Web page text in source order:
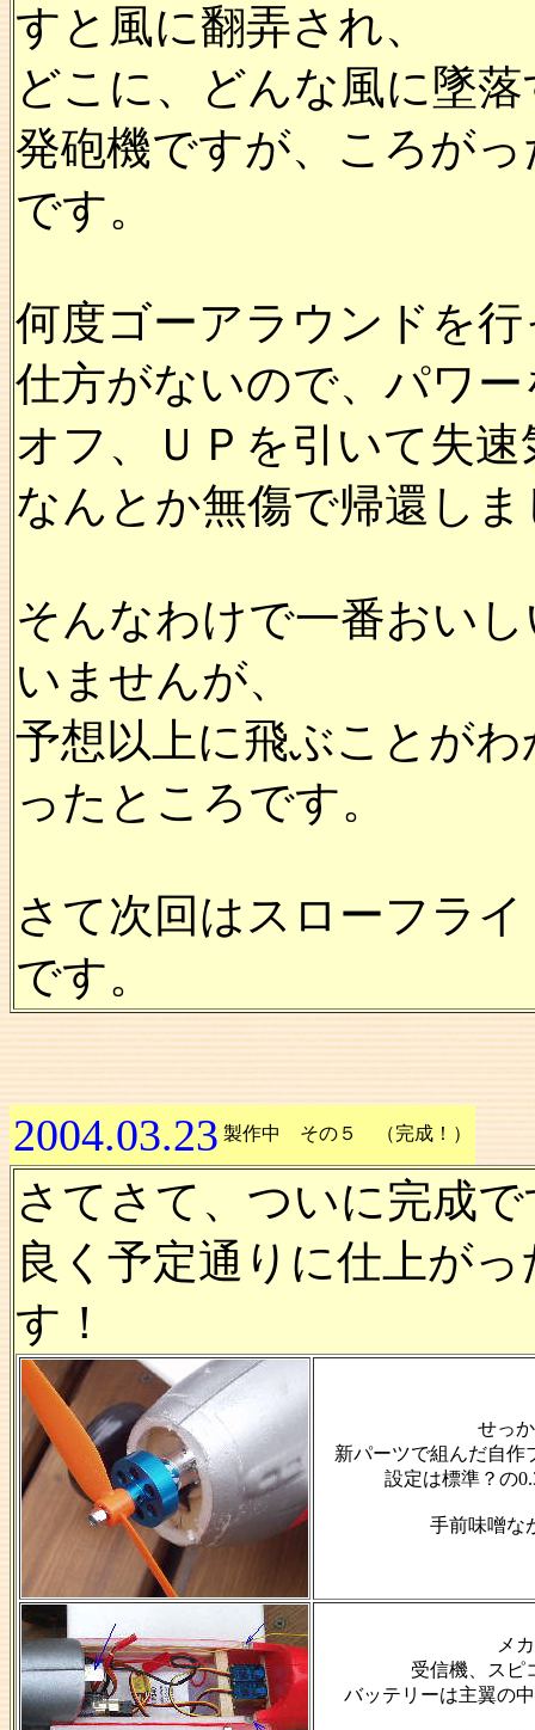
すと風に翻弄され、
どこに、どんな風に墜
発砲機ですが、ころが
です。
何度ゴーアラウンドを
仕方がないので、パワ
オフ、ＵＰを引いて失
なんとか無傷で帰還し
そんなわけで一番おい
いませんが、
予想以上に飛ぶことが
ったところです。
さて次回はスローフラ
です。
2004.03.23 製作中 その５ （完成！）
さてさて、ついに完成
良く予定通りに仕上が
す！
せっ
新パーツで組んだ自作
設定は標準？の
手前味噌な
メ
受信機、スピ
バッテリーは主翼の